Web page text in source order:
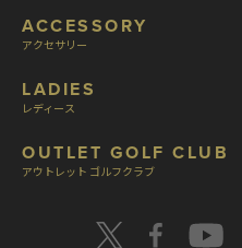
ACCESSORY
アクセサリー
LADIES
レディース
OUTLET GOLF CLUB
アウトレット ゴルフクラブ